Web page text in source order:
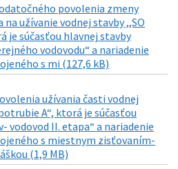
povolenia zmeny
užívanie vodnej stavby ,,SO
je súčasťou hlavnej stavby
vodovodu“ a nariadenie
s mi (127,6 kB)
užívania časti vodnej
A“, ktorá je súčasťou
vodovod II. etapa“ a nariadenie
s miestnym zisťovaním-
(1,9 MB)